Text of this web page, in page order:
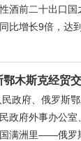
酒前二十出口国
比增长9倍，达
木斯克经贸
政府、俄罗斯
政府外事办公
满洲里——俄罗